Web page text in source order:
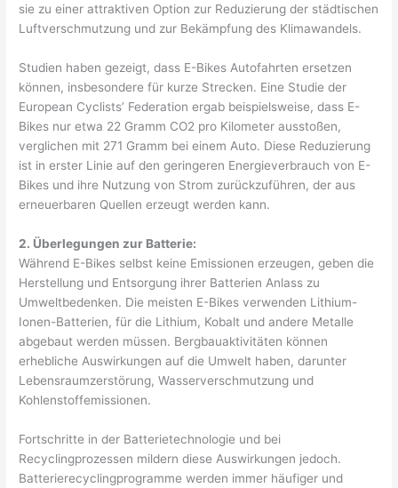
sie zu einer attraktiven Option zur Reduzierung der städtischen
Luftverschmutzung und zur Bekämpfung des Klimawandels.
Studien haben gezeigt, dass E-Bikes Autofahrten ersetzen
können, insbesondere für kurze Strecken. Eine Studie der
European Cyclists’ Federation ergab beispielsweise, dass E-
Bikes nur etwa 22 Gramm CO2 pro Kilometer ausstoßen,
verglichen mit 271 Gramm bei einem Auto. Diese Reduzierung
ist in erster Linie auf den geringeren Energieverbrauch von E-
Bikes und ihre Nutzung von Strom zurückzuführen, der aus
erneuerbaren Quellen erzeugt werden kann.
2. Überlegungen zur Batterie:
Während E-Bikes selbst keine Emissionen erzeugen, geben die
Herstellung und Entsorgung ihrer Batterien Anlass zu
Umweltbedenken. Die meisten E-Bikes verwenden Lithium-
Ionen-Batterien, für die Lithium, Kobalt und andere Metalle
abgebaut werden müssen. Bergbauaktivitäten können
erhebliche Auswirkungen auf die Umwelt haben, darunter
Lebensraumzerstörung, Wasserverschmutzung und
Kohlenstoffemissionen.
Fortschritte in der Batterietechnologie und bei
Recyclingprozessen mildern diese Auswirkungen jedoch.
Batterierecyclingprogramme werden immer häufiger und